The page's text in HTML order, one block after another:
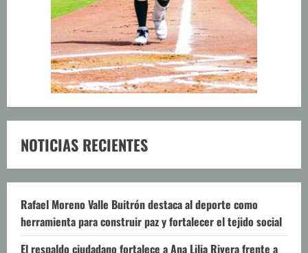
NOTICIAS RECIENTES
Rafael Moreno Valle Buitrón destaca al deporte como
herramienta para construir paz y fortalecer el tejido social
El respaldo ciudadano fortalece a Ana Lilia Rivera frente a